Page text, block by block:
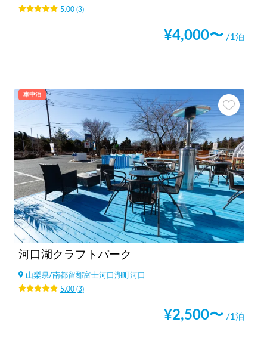
5.00(3)
¥4,000〜 /1泊
車中泊
河口湖クラフトパーク
山梨県/南都留郡富士河口湖町河口
5.00(3)
¥2,500〜 /1泊